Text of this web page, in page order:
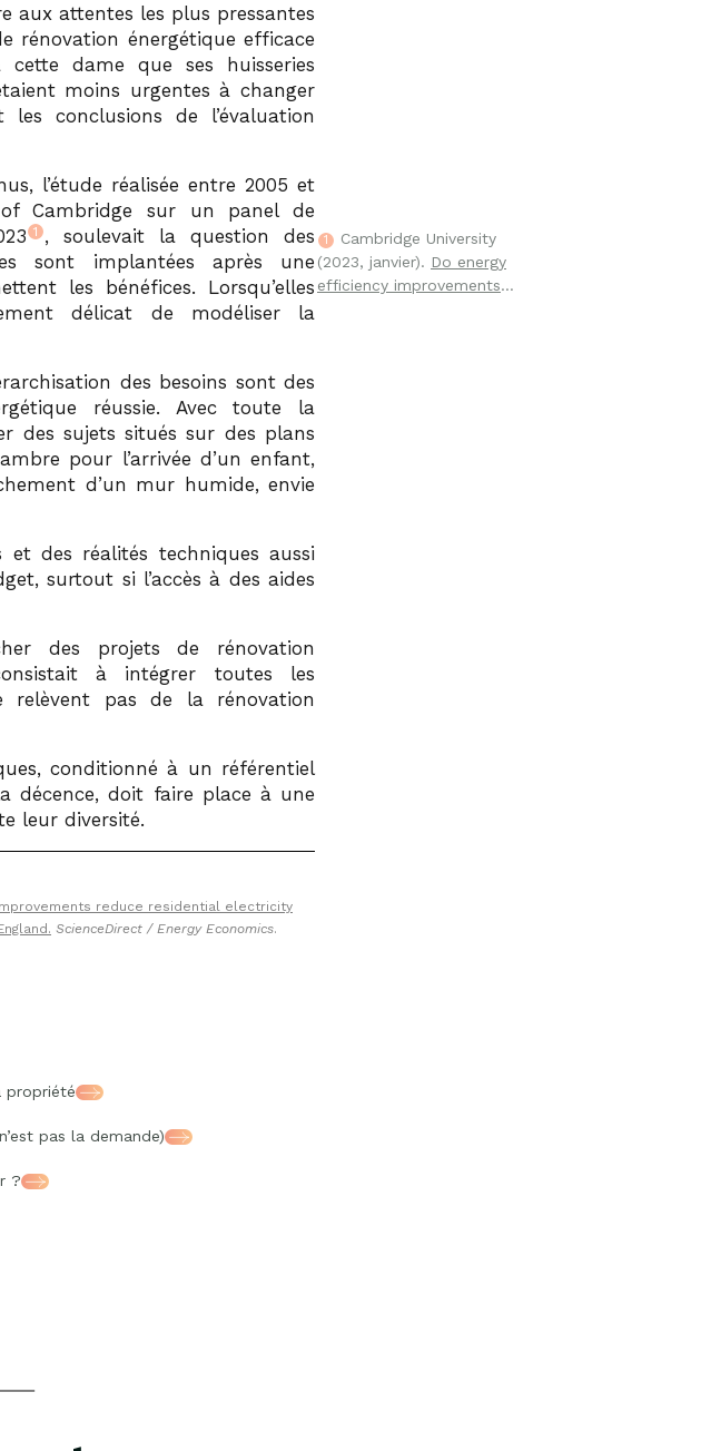
aux attentes les plus pressantes
rénovation énergétique efficace
dame que ses huisseries
moins urgentes à changer
conclusions de l’évaluation
l’étude réalisée entre 2005 et
Cambridge sur un panel de
1 , soulevait la question des
sont implantées après une
les bénéfices. Lorsqu’elles
délicat de modéliser la
des besoins sont des
réussie. Avec toute la
des sujets situés sur des plans
pour l’arrivée d’un enfant,
d’un mur humide, envie
des réalités techniques aussi
surtout si l’accès à des aides
des projets de rénovation
à intégrer toutes les
relèvent pas de la rénovation
conditionné à un référentiel
doit faire place à une
leur diversité.
reduce residential electricity
ScienceDirect / Energy Economics.
propriété
pas la demande)
?
1
Cambridge University
(2023, janvier). Do energy
efficiency improvements